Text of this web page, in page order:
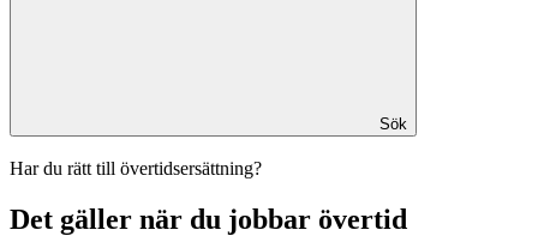
Sök
Har du rätt till övertidsersättning?
Det gäller när du jobbar övertid